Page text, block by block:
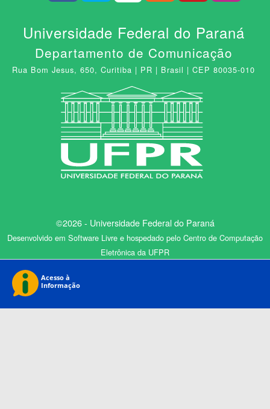
Universidade Federal do Paraná
Departamento de Comunicação
Rua Bom Jesus, 650, Curitiba | PR | Brasil | CEP 80035-010
©2026 - Universidade Federal do Paraná
Desenvolvido em Software Livre e hospedado pelo Centro de Computação
Eletrônica da UFPR